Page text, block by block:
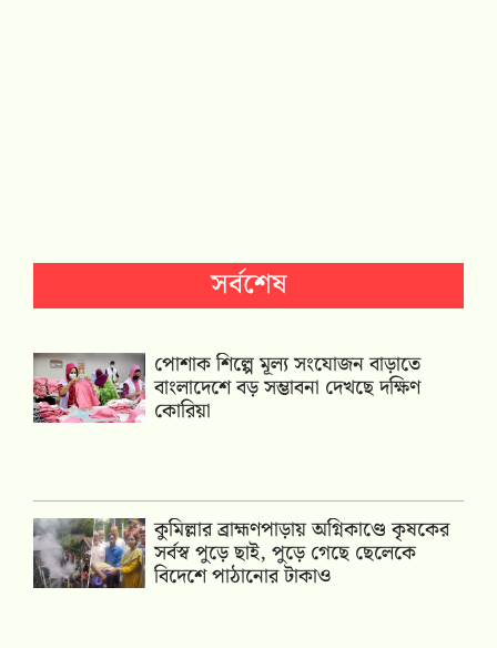
সর্বশেষ
পোশাক শিল্পে মূল্য সংযোজন বাড়াতে
বাংলাদেশে বড় সম্ভাবনা দেখছে দক্ষিণ
কোরিয়া
কুমিল্লার ব্রাহ্মণপাড়ায় অগ্নিকাণ্ডে কৃষকের
সর্বস্ব পুড়ে ছাই, পুড়ে গেছে ছেলেকে
বিদেশে পাঠানোর টাকাও